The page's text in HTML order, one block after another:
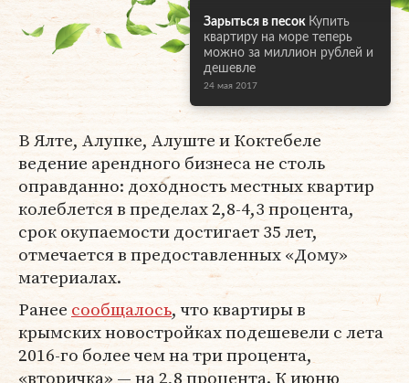
Зарыться в песок Купить
квартиру на море теперь
можно за миллион рублей и
дешевле
24 мая 2017
В Ялте, Алупке, Алуште и Коктебеле
ведение арендного бизнеса не столь
оправданно: доходность местных квартир
колеблется в пределах 2,8-4,3 процента,
срок окупаемости достигает 35 лет,
отмечается в предоставленных «Дому»
материалах.
Ранее сообщалось, что квартиры в
крымских новостройках подешевели с лета
2016-го более чем на три процента,
«вторичка» — на 2,8 процента. К июню